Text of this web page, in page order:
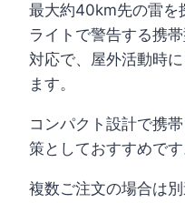
最大約40km先の雷を
ライトで警告する携
対応で、屋外活動時
ます。
コンパクト設計で携
策としておすすめです
複数ご注文の場合は